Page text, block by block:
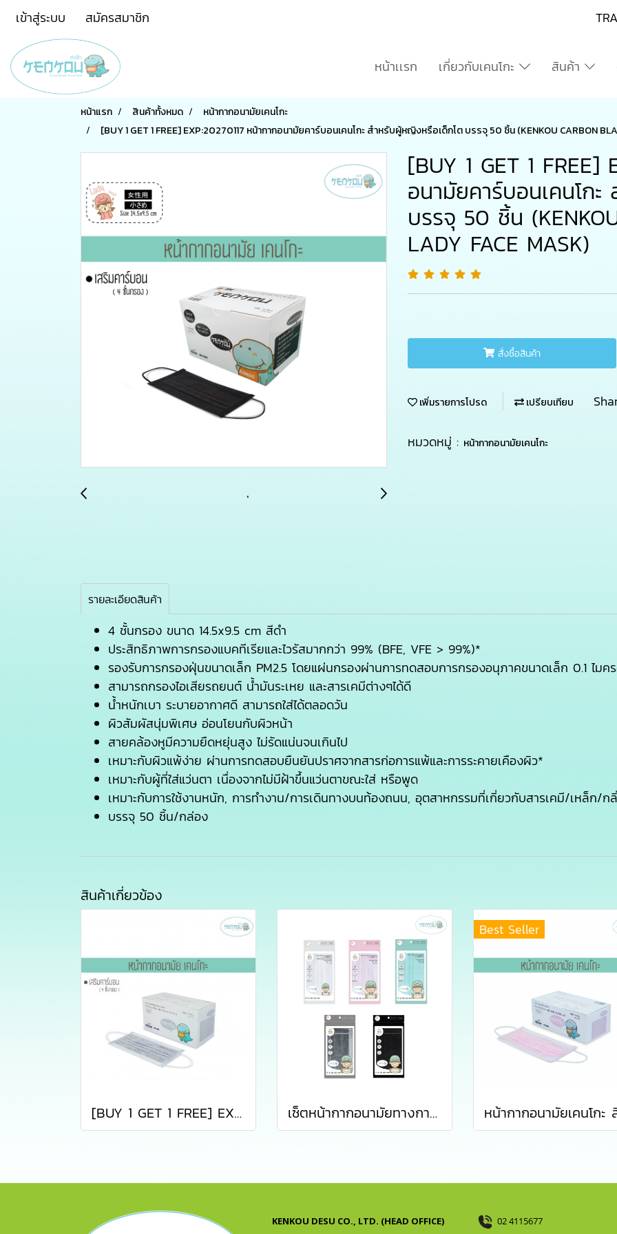
เข้าสู่ระบบ สมัครสมาชิก
หน้าเเรก เกี่ยวกับเคนโกะ สินค้า
หน้าแรก สินค้าทั้งหมด
หน้ากากอนามัยเคนโกะ
[BUY 1 GET 1 FREE] EXP:20270117 หน้ากากอนามัยคาร์บอนเคนโกะ สำหรับผู้หญิงหรือเด็กโต บรรจุ 50 ชิ้น (KENKOU CARBON
[BUY 1 GET 1 FREE]
อนามัยคาร์บอนเคนโก
บรรจุ 50 ชิ้น
LADY FACE MASK)
สั่งซื้อสินค้า
เพิ่มรายการโปรด เปรียบเทียบ
หมวดหมู่ : หน้ากากอนามัยเคนโกะ
รายละเอียดสินค้า
4 ชั้นกรอง ขนาด 14.5x9.5 cm สีดำ
ประสิทธิภาพการกรองแบคทีเรียและไวรัสมากกว่า 99% (BFE, VFE > 99%)*
รองรับการกรองฝุ่นขนาดเล็ก PM2.5 โดยแผ่นกรองผ่านการทดสอบการกรองอนุภาคขนาดเล็ก 0.1 ไมค
สามารถกรองไอเสียรถยนต์ น้ำมันระเหย และสารเคมีต่างๆได้ดี
น้ำหนักเบา ระบายอากาศดี สามารถใส่ได้ตลอดวัน
ผิวสัมผัสนุ่มพิเศษ อ่อนโยนกับผิวหน้า
สายคล้องหูมีความยืดหยุ่นสูง ไม่รัดแน่นจนเกินไป
เหมาะกับผิวแพ้ง่าย ผ่านการทดสอบยืนยันปราศจากสารก่อการแพ้และการระคายเคืองผิว*
เหมาะกับผู้ที่ใส่แว่นตา เนื่องจากไม่มีฝ้าขึ้นแว่นตาขณะใส่ หรือพูด
เหมาะกับการใช้งานหนัก, การทำงาน/การเดินทางบนท้องถนน, อุตสาหกรรมที่เกี่ยวกับสารเคมี/เหล็ก/
บรรจุ 50 ชิ้น/กล่อง
สินค้าเกี่ยวข้อง
[BUY 1 GET 1 FREE] EXP:17012027 หน้ากากอนามัยคาร์บอนเคนโกะ สีเทา บรรจุ 50 ชิ้น (KENKOU CARBON FACE MASK) เซ็ตหน้ากากอนามัยทางการแพทย์เคนโกะ - เซ็ต 5 ซอง
Best Seller
KENKOU DESU CO., LTD. (HEAD OFFICE)
02 4115677